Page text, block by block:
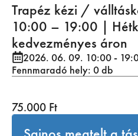
Trapéz kézi /
10:00 – 19:00 |
kedvezményes áron
2026. 06. 09. 10:00-
Fennmaradó hely: 0 db
75.000 Ft